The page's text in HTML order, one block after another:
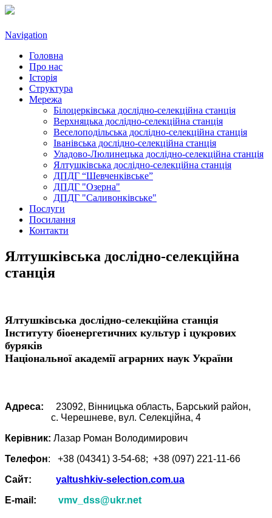
Navigation
Головна
Про нас
Історія
Структура
Мережа
Білоцерківська дослідно-селекційна станція
Верхняцька дослідно-селекційна станція
Веселоподільська дослідно-селекційна станція
Іванівська дослідно-селекційна станція
Уладово-Люлинецькa дослідно-селекційна станція
Ялтушківськa дослідно-селекційна станція
ДПДГ “Шевченківське”
ДПДГ "Озерна"
ДПДГ "Саливонківське"
Послуги
Посилання
Контакти
Ялтушківськa дослідно-селекційна
станція
Ялтушківська дослідно-селекційна станція
Інституту біоенергетичних культур і цукрових
буряків
Національної академії аграрних наук України
Адреса: 23092, Вінницька область, Барський район,
c. Черешневе, вул. Селекційна, 4
Керівник: Лазар Роман Володимирович
Телефон: +38 (04341) 3-54-68; +38 (097) 221-11-66
Сайт: yaltushkiv-selection.com.ua
Е-mail:
vmv_dss@ukr.net